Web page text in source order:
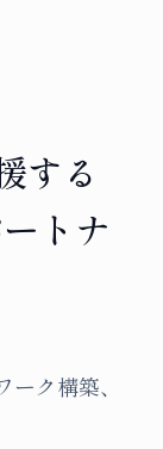
する
トナ
ク構築、